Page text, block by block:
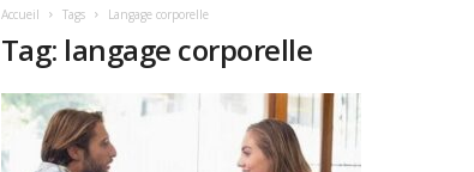
Accueil Tags Langage corporelle
Tag: langage corporelle